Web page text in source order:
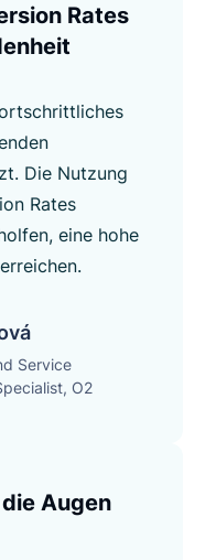
Rates
Die Nutzung
Rates
eine hohe
Service
O2
Augen